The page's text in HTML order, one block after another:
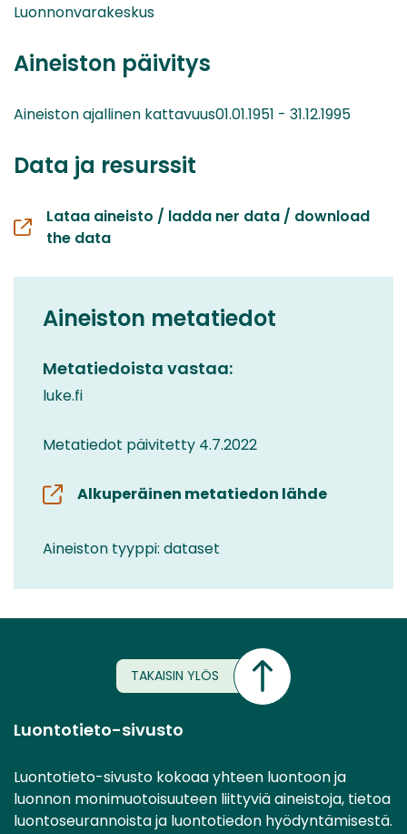
Luonnonvarakeskus
Aineiston päivitys
Aineiston ajallinen kattavuus01.01.1951 - 31.12.1995
Data ja resurssit
Lataa aineisto / ladda ner data / download
the data
Aineiston metatiedot
Metatiedoista vastaa:
luke.fi
Metatiedot päivitetty 4.7.2022
Alkuperäinen metatiedon lähde
Aineiston tyyppi: dataset
TAKAISIN YLÖS
Luontotieto-sivusto
Luontotieto-sivusto kokoaa yhteen luontoon ja
luonnon monimuotoisuuteen liittyviä aineistoja, tietoa
luontoseurannoista ja luontotiedon hyödyntämisestä.